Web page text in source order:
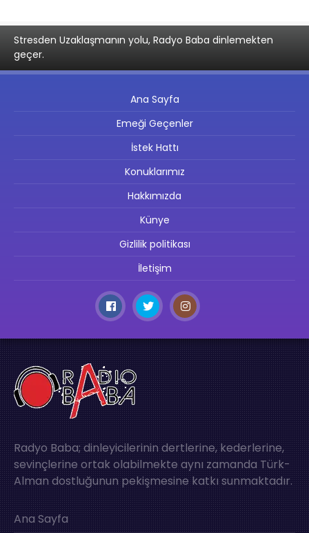
Stresden Uzaklaşmanın yolu, Radyo Baba dinlemekten
geçer.
Ana Sayfa
Emeği Geçenler
İstek Hattı
Konuklarımız
Hakkımızda
Künye
Gizlilik politikası
İletişim
Radyo Baba; dinleyicilerinin dertlerine, kederlerine,
sevinçlerine ortak olabilmekte aynı zamanda Türk-
Alman dostluğunun pekişmesine katkı sunmaktadır.
Ana Sayfa